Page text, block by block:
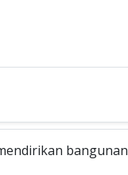
bangunan